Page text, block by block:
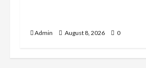
Admin August 8, 2026 0